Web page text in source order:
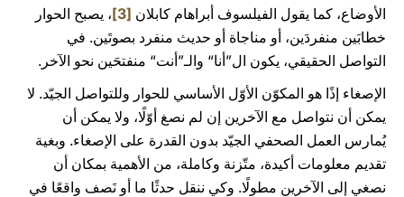
الأوضاع، كما يقول الفيلسوف أبراهام كابلان [3]
، يصبح الحوار
خطابَين منفردَين، أو مناجاة أو حديث منفرد بصوتَين. في
التواصل الحقيقي، يكون ال”أنا“ والـ”أنت“ منفتحَين نحو الآخر.
الإصغاء إذًا هو المكوّن الأوّل الأساسي للحوار وللتواصل الجيّد. لا
يمكن أن نتواصل مع الآخرين إن لم نصغ أوّلًا، ولا يمكن أن
يُمارس العمل الصحفي الجيّد بدون القدرة على الإصغاء. وبغية
تقديم معلومات أكيدة، متّزنة وكاملة، من الأهمية بمكان أن
نصغي إلى الآخرين مطولًا. وكي ننقل حدثًا ما أو نَصف واقعًا في